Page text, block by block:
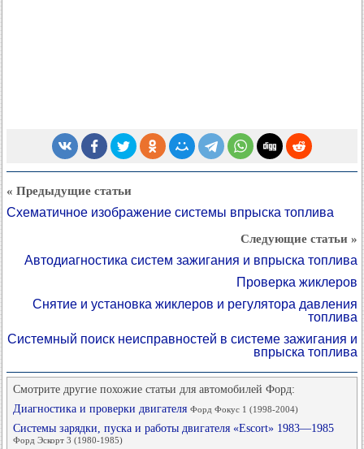
« Предыдущие статьи
Схематичное изображение системы впрыска топлива
Следующие статьи »
Автодиагностика систем зажигания и впрыска топлива
Проверка жиклеров
Снятие и установка жиклеров и регулятора давления
топлива
Системный поиск неисправностей в системе зажигания и
впрыска топлива
Смотрите другие похожие статьи для автомобилей Форд:
Диагностика и проверки двигателя Форд Фокус 1 (1998-2004)
Системы зарядки, пуска и работы двигателя «Escort» 1983—1985
Форд Эскорт 3 (1980-1985)